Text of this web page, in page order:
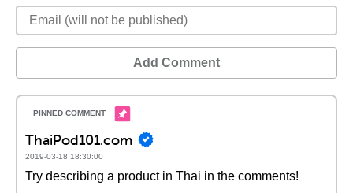
Add Comment
ThaiPod101.com
2019-03-18 18:30:00
Try describing a product in Thai in the comments!